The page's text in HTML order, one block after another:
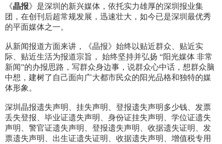
《晶报》是深圳的新兴媒体，依托实力雄厚的深圳报业集
团，在创刊后超常规发展，迅速壮大，如今已是深圳最优秀
的平面媒体之一。
从新闻报道方面来讲，《晶报》始终以贴近群众、贴近实
际、贴近生活为报道宗旨， 始终坚持并弘扬 “阳光媒体 非常
新闻”的办报思路，写群众身边事，说群众心中话，想群众脑
中想，建树了自己面向广大都市民众的阳光品格和独特的媒
体形象。
深圳晶报遗失声明、挂失声明、登报遗失声明多少钱、发票
丢失登报、毕业证遗失声明、身份证挂失声明、学位证遗失
声明、警官证遗失声明、登报遗失声明、收据遗失证明、发
票遗失声明、出生证遗失证明、收据遗失声明、增值税专用